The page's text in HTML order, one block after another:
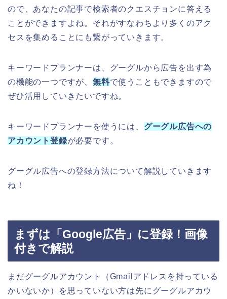
ので、あなたの記事で検索者のクエスチョンに答える
ことができますよね。それがすなわちより多くのアク
セスを集めることにも繋がっていきます。
キーワードプランナーは、グーグルから広告を出す為
の機能の一つですが、 無料で使うこともできますので
ぜひ活用していきたいですね。
キーワードプランナーを使うには、 グーグル広告への
アカウント登録が必要です。
グーグル広告への登録方法について解説していきます
ね！
まずは「Google広告」に登録！画像
付きで解説
まだグーグルアカウント（Gmailアドレスを持っている
かいないか）を思っていない方は先にグーグルアカウ